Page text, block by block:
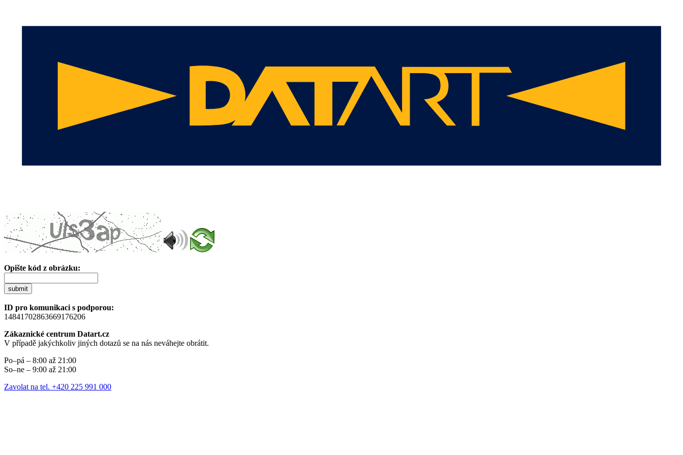
Opište kód z obrázku:
submit
ID pro komunikaci s podporou:
14841702863669176206
Zákaznické centrum Datart.cz
V případě jakýchkoliv jiných dotazů se na nás neváhejte obrátit.
Po–pá – 8:00 až 21:00
So–ne – 9:00 až 21:00
Zavolat na tel. +420 225 991 000